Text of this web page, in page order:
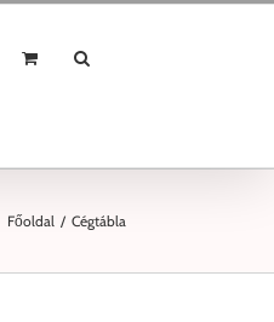
Főoldal / Cégtábla